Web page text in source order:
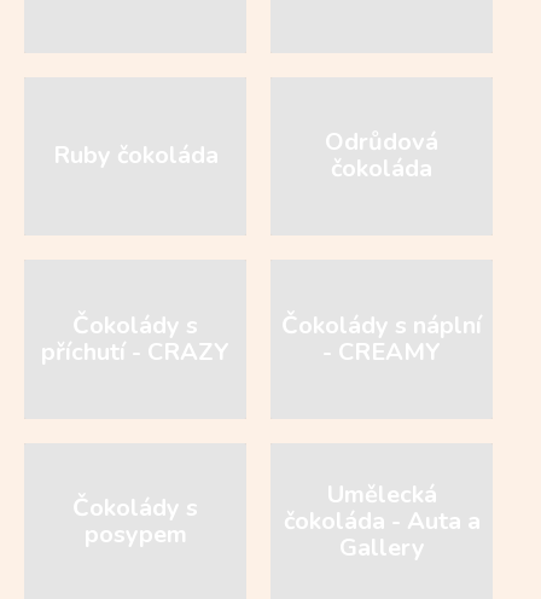
Ruby čokoláda
Odrůdová
čokoláda
Čokolády s
příchutí - CRAZY
Čokolády s náplní
- CREAMY
Čokolády s
posypem
Umělecká
čokoláda - Auta a
Gallery